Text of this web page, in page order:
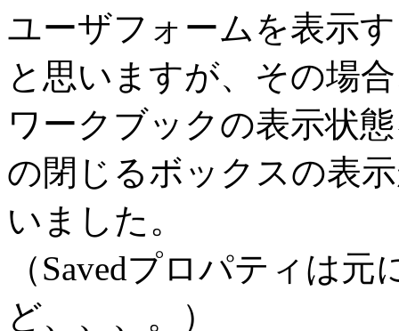
ユーザフォームを表示
と思いますが、その場
ワークブックの表示状
の閉じるボックスの表
いました。
（Savedプロパティは
ど、、、。）